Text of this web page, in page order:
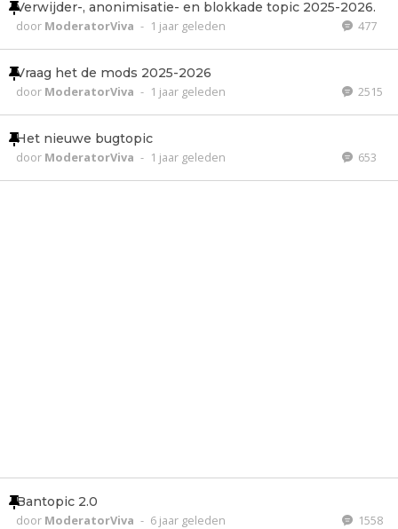
Verwijder-, anonimisatie- en blokkade topic 2025-2026.
door ModeratorViva - 1 jaar geleden 477
Vraag het de mods 2025-2026
door ModeratorViva - 1 jaar geleden 2515
Het nieuwe bugtopic
door ModeratorViva - 1 jaar geleden 653
Bantopic 2.0
door ModeratorViva - 6 jaar geleden 1558